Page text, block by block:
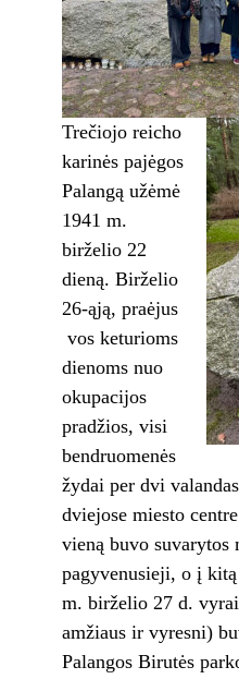
Trečiojo reicho
karinės pajėgos
Palangą užėmė
1941 m.
birželio 22
dieną. Birželio
26-ąją, praėjus
vos keturioms
dienoms nuo
okupacijos
pradžios, visi
bendruomenės
žydai per dvi
dviejose miesto
vieną buvo
pagyvenusieji, o į
m. birželio 27 d.
amžiaus ir vyresni)
Palangos Birutės